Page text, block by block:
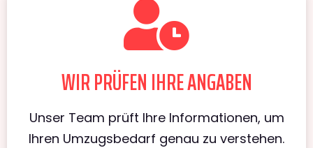
WIR PRÜFEN IHRE ANGABEN
Unser Team prüft Ihre Informationen, um
Ihren Umzugsbedarf genau zu verstehen.